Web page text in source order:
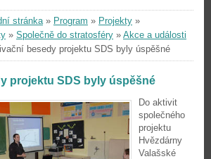
stránka» Program » Projekty »
» Společně do stratosféry » Akce a události
besedy projektu SDS byly úspěšné
projektu SDS byly úspěšné
Do aktivit
společného
projektu
Hvězdárny
Valašské